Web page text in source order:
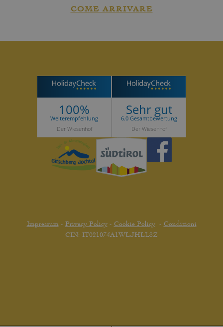
COME ARRIVARE
100%
Weiterempfehlung
Der Wiesenhof
Sehr gut
6.0 Gesamtbewertung
Der Wiesenhof
Impressum- Privacy Policy- Cookie Policy- Condizioni
CIN: IT021074A1WLJHLL8Z